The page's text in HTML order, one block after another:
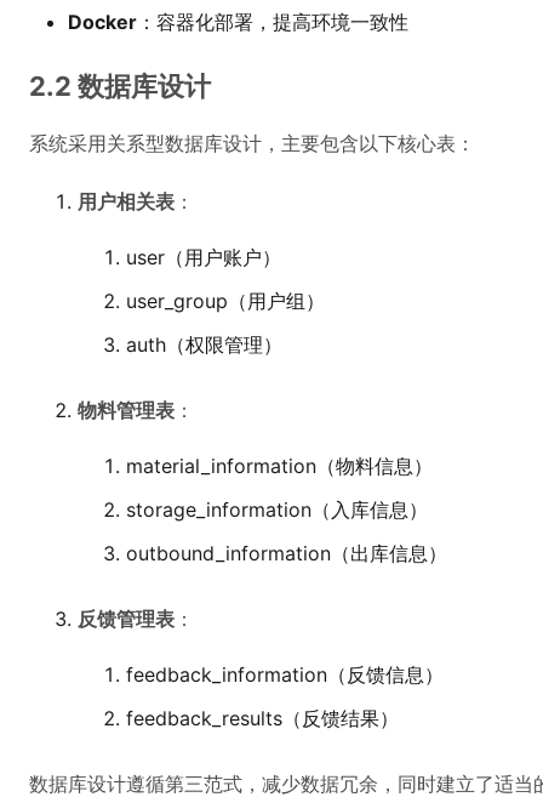
Docker ：容器化部署，提高环境一致性
2.2 数据库设计
系统采用关系型数据库设计，主要包含以下核心表：
用户相关表 ：
user（用户账户）
user_group（用户组）
auth（权限管理）
物料管理表 ：
material_information（物料信息）
storage_information（入库信息）
outbound_information（出库信息）
反馈管理表 ：
feedback_information（反馈信息）
feedback_results（反馈结果）
数据库设计遵循第三范式，减少数据冗余，同时建立了适当